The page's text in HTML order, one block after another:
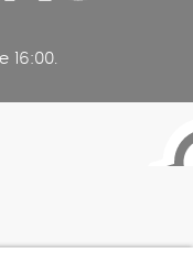
16:00.